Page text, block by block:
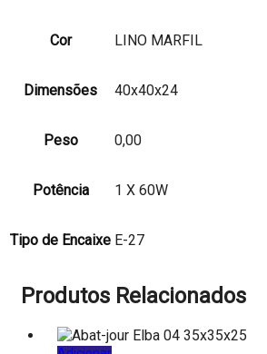
Cor LINO MARFIL
Dimensões 40x40x24
Peso 0,00
Potência 1 X 60W
Tipo de Encaixe E-27
Produtos Relacionados